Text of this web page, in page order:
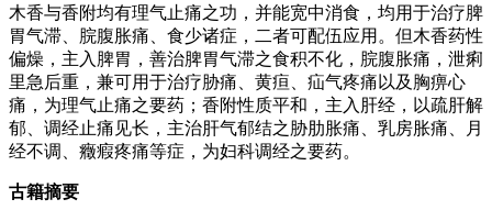
木香与香附均有理气止痛之功，并能宽中消食，均用于治疗脾
胃气滞、脘腹胀痛、食少诸症，二者可配伍应用。但木香药性
偏燥，主入脾胃，善治脾胃气滞之食积不化，脘腹胀痛，泄痢
里急后重，兼可用于治疗胁痛、黄疸、疝气疼痛以及胸痹心
痛，为理气止痛之要药；香附性质平和，主入肝经，以疏肝解
郁、调经止痛见长，主治肝气郁结之胁肋胀痛、乳房胀痛、月
经不调、癥瘕疼痛等症，为妇科调经之要药。
古籍摘要